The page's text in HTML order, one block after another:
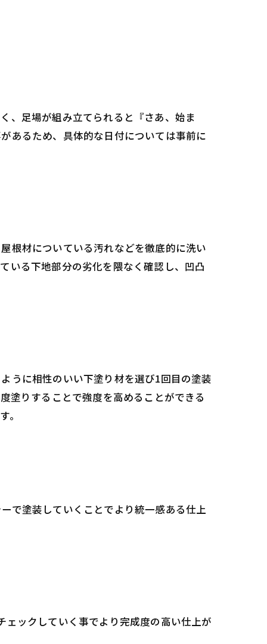
、足場が組み立てられると『さあ、始ま
あるため、具体的な日付については事前に
根材についている汚れなどを徹底的に洗い
いる下地部分の劣化を隈なく確認し、凹凸
うに相性のいい下塗り材を選び1回目の塗装
塗りすることで強度を高めることができる
。
で塗装していくことでより統一感ある仕上
ックしていく事でより完成度の高い仕上が